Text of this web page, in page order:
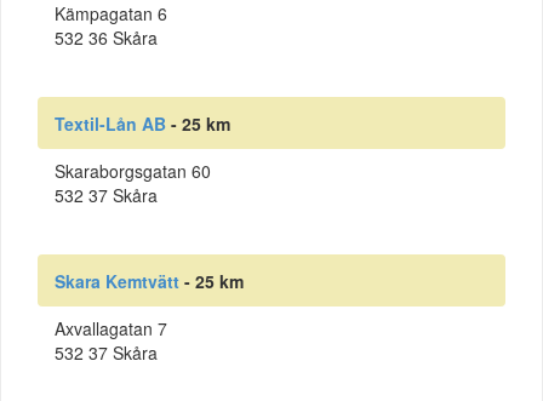
Kämpagatan 6
532 36 Skåra
Textil-Lån AB - 25 km
Skaraborgsgatan 60
532 37 Skåra
Skara Kemtvätt - 25 km
Axvallagatan 7
532 37 Skåra